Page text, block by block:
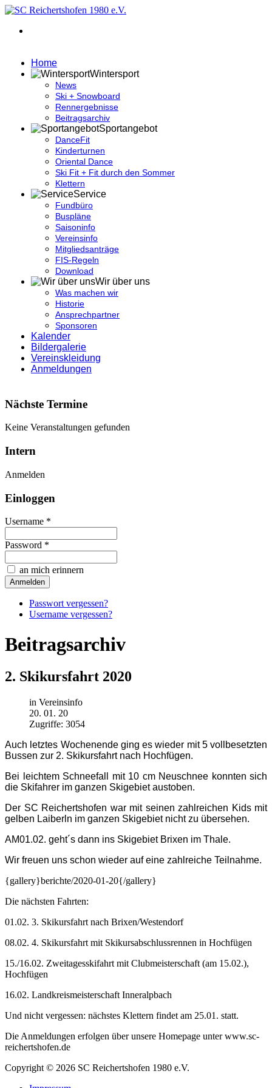
Home
Wintersport
News
Ski + Snowboard
Rennergebnisse
Beitragsarchiv
Sportangebot
DanceFit
Kinderturnen
Oriental Dance
Ski Fit + Fit durch den Sommer
Klettern
Service
Fundbüro
Buspläne
Saisoninfo
Vereinsinfo
Mitgliedsanträge
FIS-Regeln
Download
Wir über uns
Was machen wir
Historie
Ansprechpartner
Sponsoren
Kalender
Bildergalerie
Vereinskleidung
Anmeldungen
Nächste Termine
Keine Veranstaltungen gefunden
Intern
Anmelden
Einloggen
Username *
Password *
an mich erinnern
Passwort vergessen?
Username vergessen?
Beitragsarchiv
2. Skikursfahrt 2020
in Vereinsinfo
20. 01. 20
Zugriffe: 3054
Auch letztes Wochenende ging es wieder mit 5 vollbesetzten
Bussen zur 2. Skikursfahrt nach Hochfügen.
Bei leichtem Schneefall mit 10 cm Neuschnee konnten sich
die Skifahrer im ganzen Skigebiet austoben.
Der SC Reichertshofen war mit seinen zahlreichen Kids mit
gelben Laiberln im ganzen Skigebiet nicht zu übersehen.
AM01.02. geht´s dann ins Skigebiet Brixen im Thale.
Wir freuen uns schon wieder auf eine zahlreiche Teilnahme.
{gallery}berichte/2020-01-20{/gallery}
Die nächsten Fahrten:
01.02. 3. Skikursfahrt nach Brixen/Westendorf
08.02. 4. Skikursfahrt mit Skikursabschlussrennen in Hochfügen
15./16.02. Zweitagesskifahrt mit Clubmeisterschaft (am 15.02.),
Hochfügen
16.02. Landkreismeisterschaft Inneralpbach
Und nicht vergessen: nächstes Klettern findet am 25.01. statt.
Die Anmeldungen erfolgen über unsere Homepage unter www.sc-
reichertshofen.de
Copyright © 2026 SC Reichertshofen 1980 e.V.